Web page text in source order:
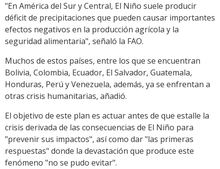
"En América del Sur y Central, El Niño suele producir
déficit de precipitaciones que pueden causar importantes
efectos negativos en la producción agrícola y la
seguridad alimentaria", señaló la FAO.
Muchos de estos países, entre los que se encuentran
Bolivia, Colombia, Ecuador, El Salvador, Guatemala,
Honduras, Perú y Venezuela, además, ya se enfrentan a
otras crisis humanitarias, añadió.
El objetivo de este plan es actuar antes de que estalle la
crisis derivada de las consecuencias de El Niño para
"prevenir sus impactos", así como dar "las primeras
respuestas" donde la devastación que produce este
fenómeno "no se pudo evitar".